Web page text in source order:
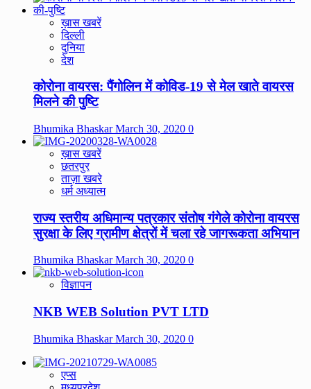
ख़ास खबरें
दिल्ली
दुनिया
देश
कोरोना वायरस: पैंगोलिन में कोविड-19 से मेल खाते वायरस
मिलने की पुष्टि
Bhumika BhaskarMarch 30, 2020 0
ख़ास खबरें
छतरपुर
ताज़ा खबरे
धर्म अध्यात्म
राज्य स्तरीय अधिमान्य पत्रकार संतोष गंगेले कोरोना वायरस
सुरक्षा के लिए ग्रामीण क्षेत्रों में चला रहे जागरूकता अभियान
Bhumika BhaskarMarch 30, 2020 0
विज्ञापन
NKB WEB Solution PVT LTD
Bhumika BhaskarMarch 30, 2020 0
एप्स